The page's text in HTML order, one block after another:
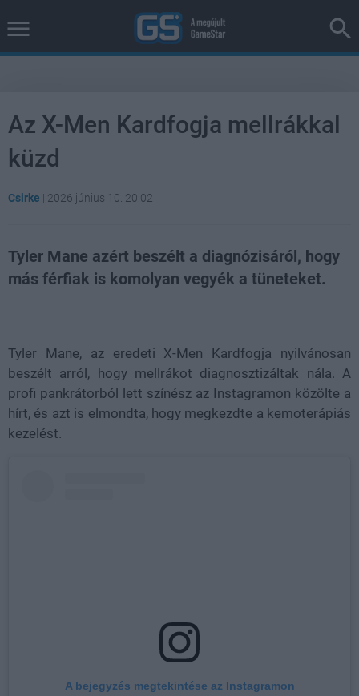
Az X-Men Kardfogja mellrákkal
küzd
Csirke | 2026 június 10. 20:02
Tyler Mane azért beszélt a diagnózisáról, hogy
más férfiak is komolyan vegyék a tüneteket.
Tyler Mane, az eredeti X-Men Kardfogja nyilvánosan
beszélt arról, hogy mellrákot diagnosztizáltak nála. A
profi pankrátorból lett színész az Instagramon közölte a
hírt, és azt is elmondta, hogy megkezdte a kemoterápiás
kezelést.
A bejegyzés megtekintése az Instagramon